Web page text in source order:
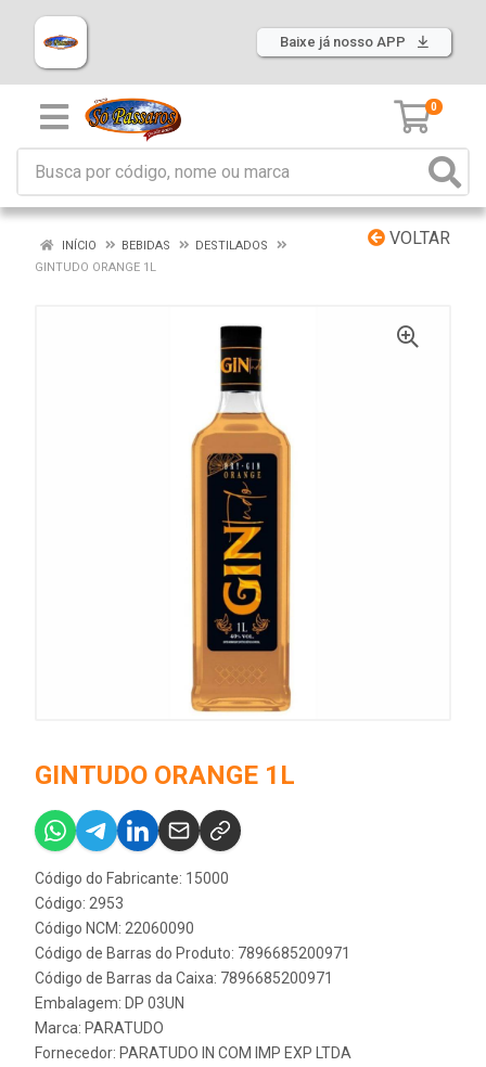
Baixe já nosso APP
0
VOLTAR
INÍCIO BEBIDAS
DESTILADOS
GINTUDO ORANGE 1L
GINTUDO ORANGE 1L
Código do Fabricante: 15000
Código: 2953
Código NCM: 22060090
Código de Barras do Produto: 7896685200971
Código de Barras da Caixa: 7896685200971
Embalagem: DP 03UN
Marca: PARATUDO
Fornecedor: PARATUDO IN COM IMP EXP LTDA